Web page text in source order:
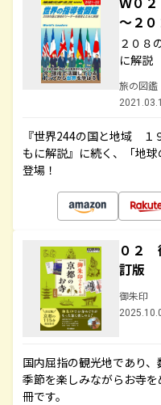
～２
２０８
に解説
旅の図鑑
『世界244の国と地域 １
もに解説』に続く、「地
登場！
０２
訂版
御朱印
国内屈指の観光地であり、
季節を楽しみながらお寺
冊です。